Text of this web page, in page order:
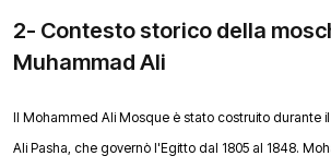
2- Contesto storico della
Muhammad Ali
Il Mohammed Ali Mosque è stato costruito durante
Ali Pasha, che governò l'Egitto dal 1805 al 1848.